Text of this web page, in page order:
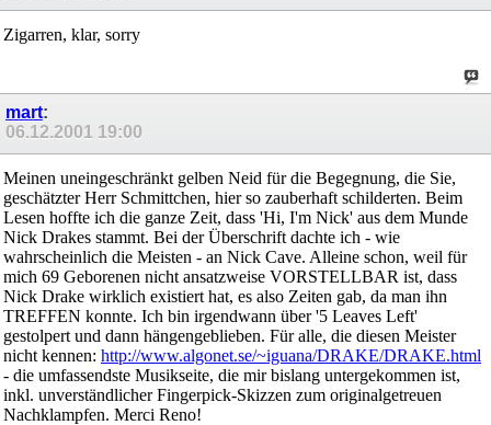
Zigarren, klar, sorry
mart:
06.12.2001 19:00
Meinen uneingeschränkt gelben Neid für die Begegnung, die Sie,
geschätzter Herr Schmittchen, hier so zauberhaft schilderten. Beim
Lesen hoffte ich die ganze Zeit, dass 'Hi, I'm Nick' aus dem Munde
Nick Drakes stammt. Bei der Überschrift dachte ich - wie
wahrscheinlich die Meisten - an Nick Cave. Alleine schon, weil für
mich 69 Geborenen nicht ansatzweise VORSTELLBAR ist, dass
Nick Drake wirklich existiert hat, es also Zeiten gab, da man ihn
TREFFEN konnte. Ich bin irgendwann über '5 Leaves Left'
gestolpert und dann hängengeblieben. Für alle, die diesen Meister
nicht kennen: http://www.algonet.se/~iguana/DRAKE/DRAKE.html
- die umfassendste Musikseite, die mir bislang untergekommen ist,
inkl. unverständlicher Fingerpick-Skizzen zum originalgetreuen
Nachklampfen. Merci Reno!